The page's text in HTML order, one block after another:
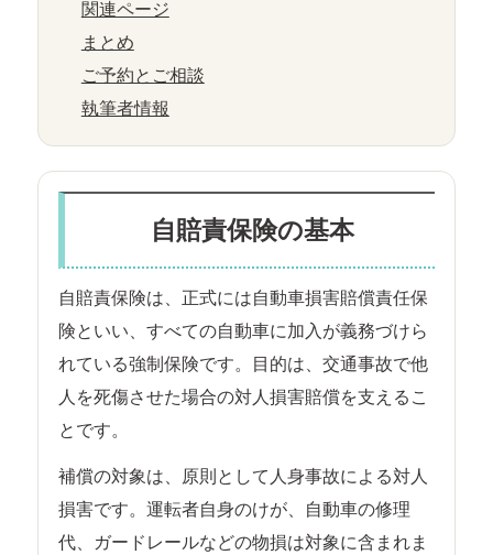
関連ページ
まとめ
ご予約とご相談
執筆者情報
自賠責保険の基本
自賠責保険は、正式には自動車損害賠償責任保
険といい、すべての自動車に加入が義務づけら
れている強制保険です。目的は、交通事故で他
人を死傷させた場合の対人損害賠償を支えるこ
とです。
補償の対象は、原則として人身事故による対人
損害です。運転者自身のけが、自動車の修理
代、ガードレールなどの物損は対象に含まれま